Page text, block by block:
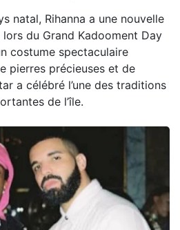
natal, Rihanna a une nouvelle
du Grand Kadooment Day
costume spectaculaire
pierres précieuses et de
a célébré l’une des traditions
de l’île.